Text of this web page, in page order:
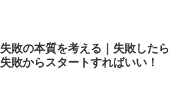
失敗の本質を考える｜失敗したら
失敗からスタートすればいい！